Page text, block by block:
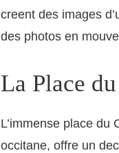
creent des images
des photos en
La Place
L’immense place du
occitane, offre un